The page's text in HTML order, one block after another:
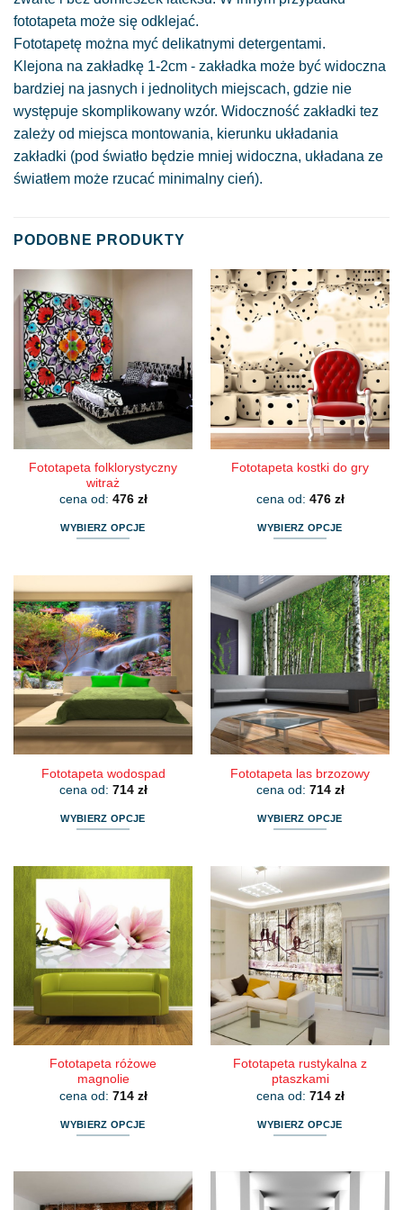
fototapeta może się odklejać.
Fototapetę można myć delikatnymi detergentami.
Klejona na zakładkę 1-2cm - zakładka może być widoczna
bardziej na jasnych i jednolitych miejscach, gdzie nie
występuje skomplikowany wzór. Widoczność zakładki tez
zależy od miejsca montowania, kierunku układania
zakładki (pod światło będzie mniej widoczna, układana ze
światłem może rzucać minimalny cień).
PODOBNE PRODUKTY
Fototapeta folklorystyczny
witraż
cena od: 476 zł
WYBIERZ OPCJE
wiele
wariantów.
Opcje
można
wybrać
na
stronie
produktu
Fototapeta kostki do gry
cena od: 476 zł
WYBIERZ OPCJE
ma
wiele
wariantów.
Opcje
można
na
stronie
produktu
Fototapeta wodospad
cena od: 714 zł
WYBIERZ OPCJE
ma
wariantów.
Opcje
można
wybrać
na
produktu
Fototapeta las brzozowy
cena od: 714 zł
WYBIERZ OPCJE
ma
wiele
wariantów.
Opcje
można
wybrać
na
stronie
produktu
Fototapeta różowe
magnolie
cena od: 714 zł
WYBIERZ OPCJE
wiele
Fototapeta rustykalna z
ptaszkami
cena od: 714 zł
WYBIERZ OPCJE
wiele